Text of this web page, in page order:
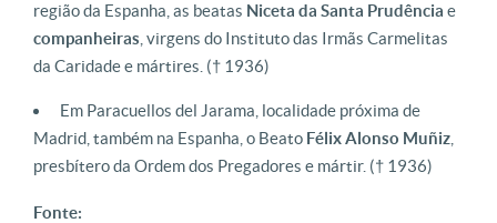
região da Espanha, as beatas Niceta da Santa Prudência e
companheiras , virgens do Instituto das Irmãs Carmelitas
da Caridade e mártires. († 1936)
Em Paracuellos del Jarama, localidade próxima de
Madrid, também na Espanha, o Beato Félix Alonso Muñiz
presbítero da Ordem dos Pregadores e mártir. († 1936)
Fonte: